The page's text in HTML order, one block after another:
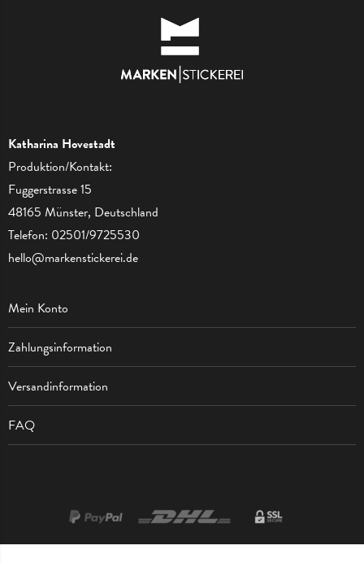
Katharina Hovestadt
Produktion/Kontakt:
Fuggerstrasse 15
48165 Münster, Deutschland
Telefon: 02501/9725530
hello@markenstickerei.de
Mein Konto
Zahlungsinformation
Versandinformation
FAQ